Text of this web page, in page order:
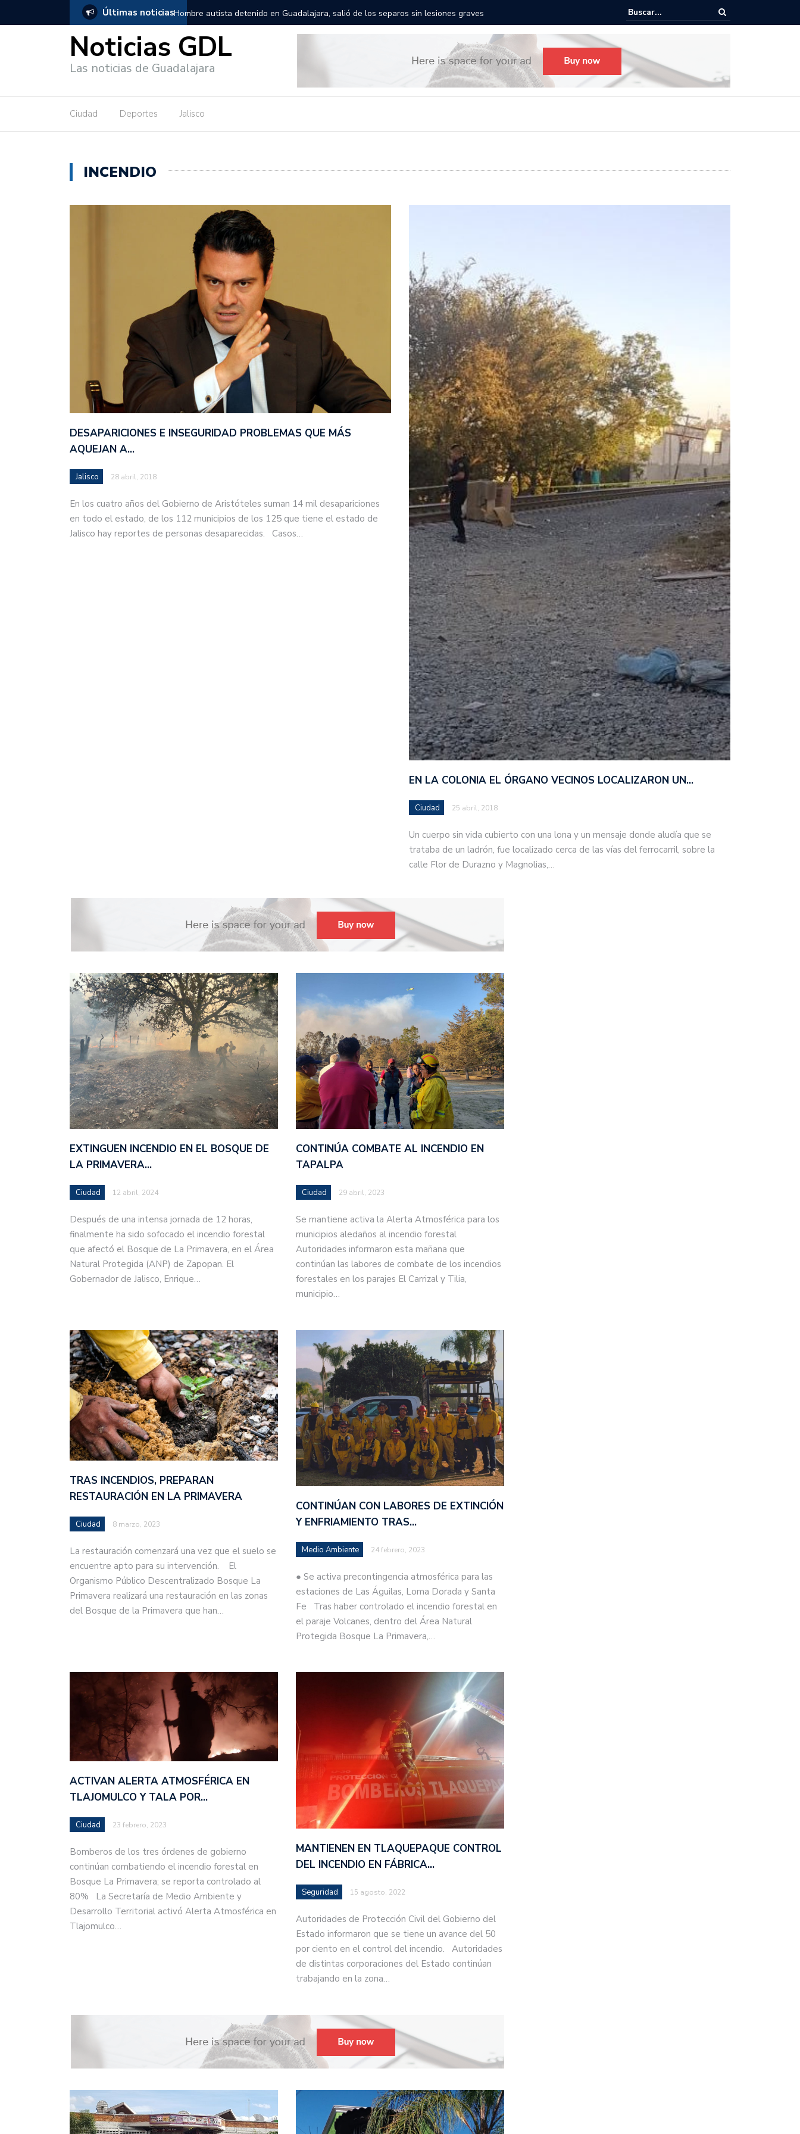
Últimas noticias
salió de los separos sin lesiones graves Títeres gigantes recorrerán las calles de Guadalajara: aparta la fecha Todo listo para el Festival Desfile Día de Muertos 2025 en Guadalajara
Noticias GDL
Las noticias de Guadalajara
Ciudad Deportes Jalisco
INCENDIO
DESAPARICIONES E INSEGURIDAD PROBLEMAS QUE MÁS
AQUEJAN A…
Jalisco 28 abril, 2018
En los cuatro años del Gobierno de Aristóteles suman 14 mil desapariciones
en todo el estado, de los 112 municipios de los 125 que tiene el estado de
Jalisco hay reportes de personas desaparecidas. Casos…
EN LA COLONIA EL ÓRGANO VECINOS LOCALIZARON UN…
Ciudad 25 abril, 2018
Un cuerpo sin vida cubierto con una lona y un mensaje donde aludía que se
trataba de un ladrón, fue localizado cerca de las vías del ferrocarril, sobre la
calle Flor de Durazno y Magnolias,…
EXTINGUEN INCENDIO EN EL BOSQUE DE
LA PRIMAVERA…
Ciudad 12 abril, 2024
Después de una intensa jornada de 12 horas,
finalmente ha sido sofocado el incendio forestal
que afectó el Bosque de La Primavera, en el Área
Natural Protegida (ANP) de Zapopan. El
Gobernador de Jalisco, Enrique…
CONTINÚA COMBATE AL INCENDIO EN
TAPALPA
Ciudad 29 abril, 2023
Se mantiene activa la Alerta Atmosférica para los
municipios aledaños al incendio forestal
Autoridades informaron esta mañana que
continúan las labores de combate de los incendios
forestales en los parajes El Carrizal y Tilia,
municipio…
TRAS INCENDIOS, PREPARAN
RESTAURACIÓN EN LA PRIMAVERA
Ciudad 8 marzo, 2023
La restauración comenzará una vez que el suelo se
encuentre apto para su intervención. El
Organismo Público Descentralizado Bosque La
Primavera realizará una restauración en las zonas
del Bosque de la Primavera que han…
CONTINÚAN CON LABORES DE EXTINCIÓN
Y ENFRIAMIENTO TRAS…
Medio Ambiente 24 febrero, 2023
● Se activa precontingencia atmosférica para las
estaciones de Las Águilas, Loma Dorada y Santa
Fe Tras haber controlado el incendio forestal en
el paraje Volcanes, dentro del Área Natural
Protegida Bosque La Primavera,…
ACTIVAN ALERTA ATMOSFÉRICA EN
TLAJOMULCO Y TALA POR…
Ciudad 23 febrero, 2023
Bomberos de los tres órdenes de gobierno
continúan combatiendo el incendio forestal en
Bosque La Primavera; se reporta controlado al
80% La Secretaría de Medio Ambiente y
Desarrollo Territorial activó Alerta Atmosférica en
Tlajomulco…
MANTIENEN EN TLAQUEPAQUE CONTROL
DEL INCENDIO EN FÁBRICA…
Seguridad 15 agosto, 2022
Autoridades de Protección Civil del Gobierno del
Estado informaron que se tiene un avance del 50
por ciento en el control del incendio. Autoridades
de distintas corporaciones del Estado continúan
trabajando en la zona…